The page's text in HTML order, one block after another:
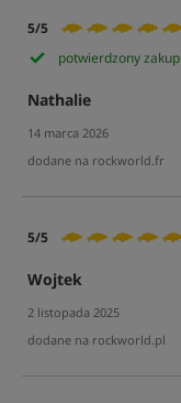
5/5
potwierdzony zakup
Nathalie
14 marca 2026
dodane na rockworld.fr
5/5
Wojtek
2 listopada 2025
dodane na rockworld.pl